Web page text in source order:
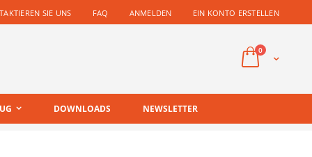
SIE UNS FAQ ANMELDEN EIN KONTO ERSTELLEN
Cart
0Artikel
DOWNLOADS NEWSLETTER